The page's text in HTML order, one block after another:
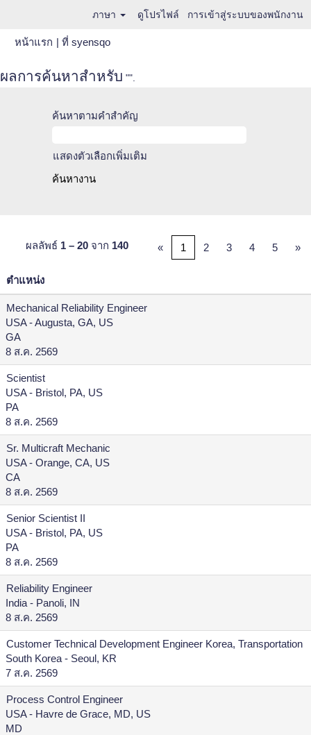
ภาษา ดูโปรไฟล์ การเข้าสู่ระบบของพนักงาน
หน้าแรก | ที่ syensqo(หน้า
ผลการค้นหาสำหรับ "".
ค้นหาตามคำสำคัญ
แสดงตัวเลือกเพิ่มเติม
ผลลัพธ์ 1 – 20 จาก 140 « 1 2 3 4 5 »
ตำแหน่ง
Mechanical Reliability Engineer
USA - Augusta, GA, US
GA
8 ส.ค. 2569
Scientist
USA - Bristol, PA, US
PA
8 ส.ค. 2569
Sr. Multicraft Mechanic
USA - Orange, CA, US
CA
8 ส.ค. 2569
Senior Scientist II
USA - Bristol, PA, US
PA
8 ส.ค. 2569
Reliability Engineer
India - Panoli, IN
8 ส.ค. 2569
Customer Technical Development Engineer Korea, Transportation
South Korea - Seoul, KR
7 ส.ค. 2569
Process Control Engineer
USA - Havre de Grace, MD, US
MD